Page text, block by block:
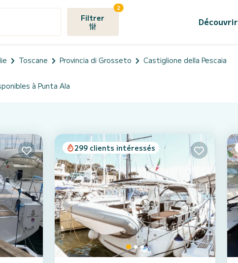
Filtrer
2
Découvrir
Toscane Provincia di Grosseto
Castiglione della Pescaia
à Punta Ala
299 clients intéressés